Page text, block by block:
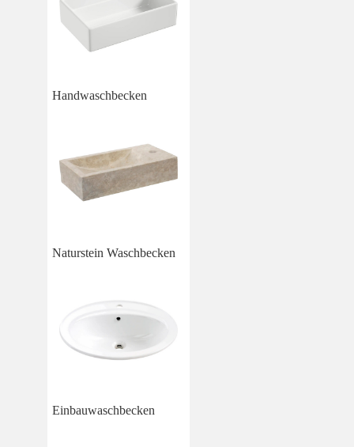
Handwaschbecken
Naturstein Waschbecken
Einbauwaschbecken